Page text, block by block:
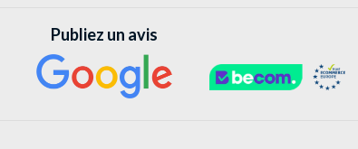
Publiez un avis